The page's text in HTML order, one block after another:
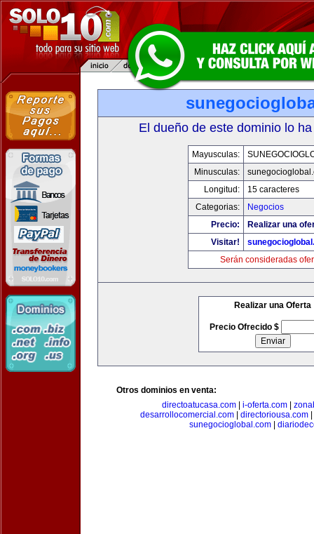
El dueño de este dominio lo
Mayusculas:
Minusculas:
Longitud:
15 caracteres
Categorias:
Negocios
Precio:
Realizar una
Visitar!
Serán consideradas
Realizar una Oferta
Precio Ofrecido $
Otros dominios en venta:
directoatucasa.com| i-oferta.com|
desarrollocomercial.com
directoriousa.com
sunegocioglobal.com|